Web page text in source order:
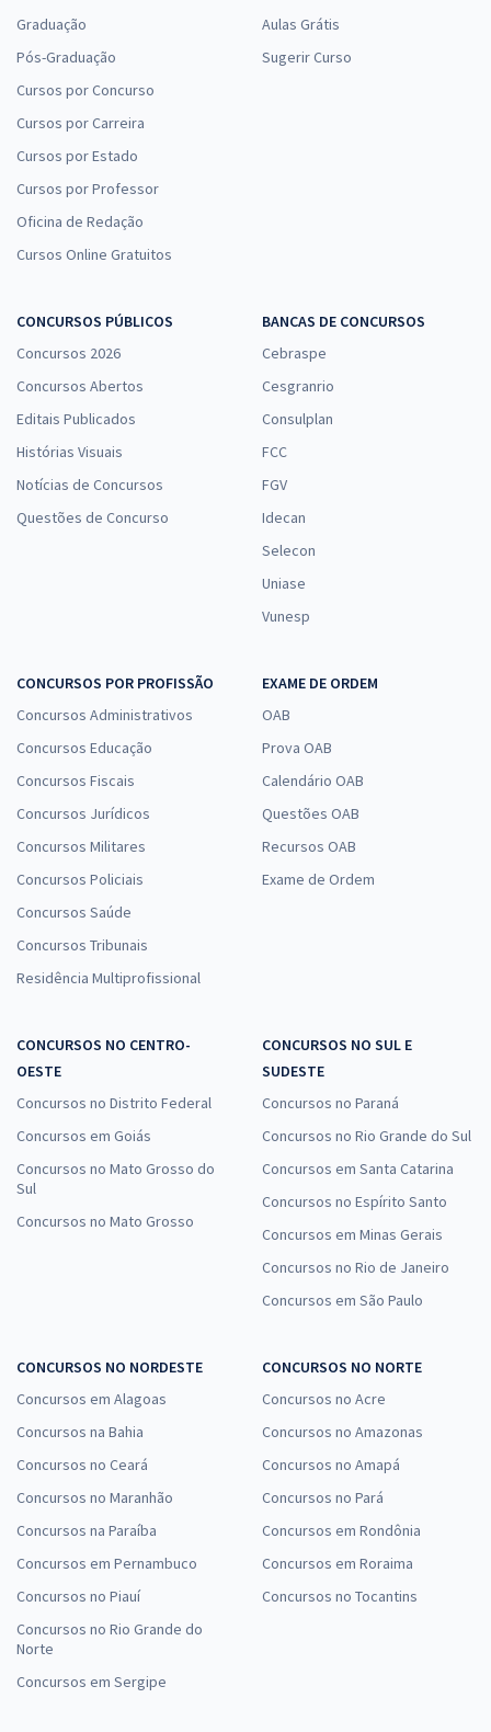
Graduação
Pós-Graduação
Cursos por Concurso
Cursos por Carreira
Cursos por Estado
Cursos por Professor
Oficina de Redação
Cursos Online Gratuitos
Aulas Grátis
Sugerir Curso
CONCURSOS PÚBLICOS
Concursos 2026
Concursos Abertos
Editais Publicados
Histórias Visuais
Notícias de Concursos
Questões de Concurso
BANCAS DE CONCURSOS
Cebraspe
Cesgranrio
Consulplan
FCC
FGV
Idecan
Selecon
Uniase
Vunesp
CONCURSOS POR PROFISSÃO
Concursos Administrativos
Concursos Educação
Concursos Fiscais
Concursos Jurídicos
Concursos Militares
Concursos Policiais
Concursos Saúde
Concursos Tribunais
Residência Multiprofissional
EXAME DE ORDEM
OAB
Prova OAB
Calendário OAB
Questões OAB
Recursos OAB
Exame de Ordem
CONCURSOS NO CENTRO-
OESTE
Concursos no Distrito Federal
Concursos em Goiás
Concursos no Mato Grosso do
Sul
Concursos no Mato Grosso
CONCURSOS NO SUL E
SUDESTE
Concursos no Paraná
Concursos no Rio Grande do Sul
Concursos em Santa Catarina
Concursos no Espírito Santo
Concursos em Minas Gerais
Concursos no Rio de Janeiro
Concursos em São Paulo
CONCURSOS NO NORDESTE
Concursos em Alagoas
Concursos na Bahia
Concursos no Ceará
Concursos no Maranhão
Concursos na Paraíba
Concursos em Pernambuco
Concursos no Piauí
Concursos no Rio Grande do
Norte
Concursos em Sergipe
CONCURSOS NO NORTE
Concursos no Acre
Concursos no Amazonas
Concursos no Amapá
Concursos no Pará
Concursos em Rondônia
Concursos em Roraima
Concursos no Tocantins